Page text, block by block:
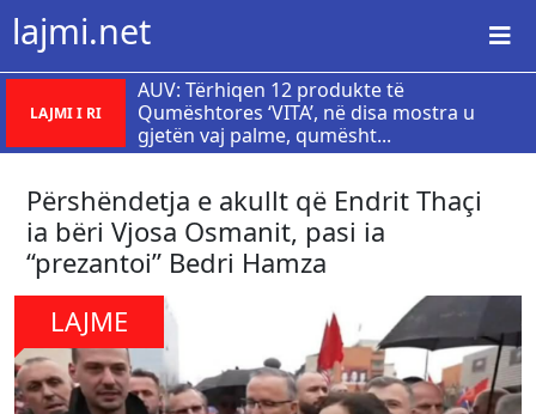
lajmi.net
LAJMI I RI
AUV: Tërhiqen 12 produkte të
Qumështores ‘VITA’, në disa mostra u
gjetën vaj palme, qumësht...
Përshëndetja e akullt që Endrit Thaçi
ia bëri Vjosa Osmanit, pasi ia
“prezantoi” Bedri Hamza
LAJME